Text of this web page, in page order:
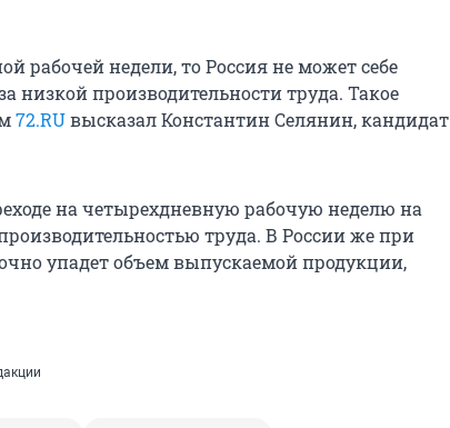
рабочей недели, то Россия не может себе
низкой производительности труда. Такое
72.RUвысказал Константин Селянин, кандидат
на четырехдневную рабочую неделю на
труда. В России же при
упадет объем выпускаемой продукции,